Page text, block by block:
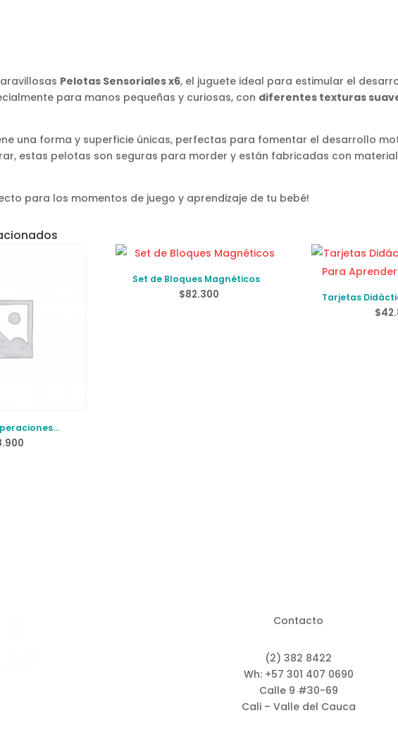
Pelotas Sensoriales x6, el juguete ideal para estimular el
para manos pequeñas y curiosas, con diferentes texturas
una forma y superficie únicas, perfectas para fomentar el desarrollo
estas pelotas son seguras para morder y están fabricadas con
para los momentos de juego y aprendizaje de tu bebé!
Set de Bloques Magnéticos
$82.300
Tarjetas
Para
$
Contacto
(2) 382 8422
Wh: +57 301 407 0690
Calle 9 #30-69
Cali – Valle del Cauca